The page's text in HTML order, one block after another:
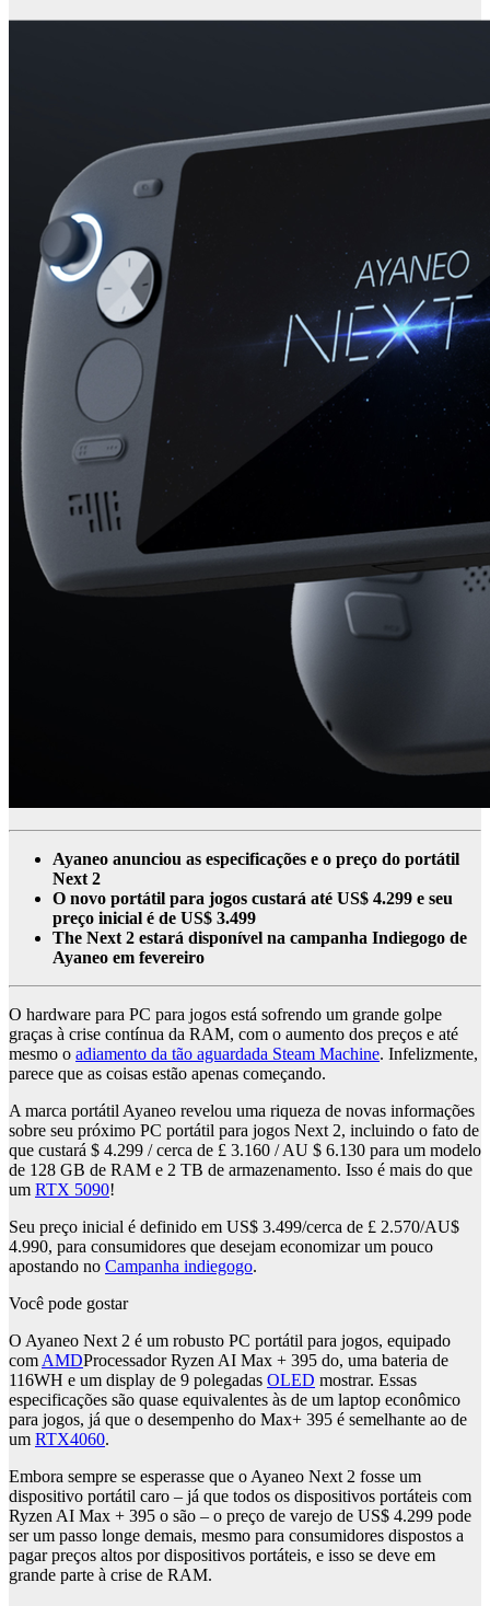
Ayaneo anunciou as especificações e o preço do portátil
Next 2
O novo portátil para jogos custará até US$ 4.299 e seu
preço inicial é de US$ 3.499
The Next 2 estará disponível na campanha Indiegogo de
Ayaneo em fevereiro
O hardware para PC para jogos está sofrendo um grande golpe
graças à crise contínua da RAM, com o aumento dos preços e até
mesmo o adiamento da tão aguardada Steam Machine. Infelizmente,
parece que as coisas estão apenas começando.
A marca portátil Ayaneo revelou uma riqueza de novas informações
sobre seu próximo PC portátil para jogos Next 2, incluindo o fato de
que custará $ 4.299 / cerca de £ 3.160 / AU $ 6.130 para um modelo
de 128 GB de RAM e 2 TB de armazenamento. Isso é mais do que
um RTX 5090!
Seu preço inicial é definido em US$ 3.499/cerca de £ 2.570/AU$
4.990, para consumidores que desejam economizar um pouco
apostando no Campanha indiegogo.
Você pode gostar
O Ayaneo Next 2 é um robusto PC portátil para jogos, equipado
comAMDProcessador Ryzen AI Max + 395 do, uma bateria de
116WH e um display de 9 polegadas OLED mostrar. Essas
especificações são quase equivalentes às de um laptop econômico
para jogos, já que o desempenho do Max+ 395 é semelhante ao de
um RTX4060.
Embora sempre se esperasse que o Ayaneo Next 2 fosse um
dispositivo portátil caro – já que todos os dispositivos portáteis com
Ryzen AI Max + 395 o são – o preço de varejo de US$ 4.299 pode
ser um passo longe demais, mesmo para consumidores dispostos a
pagar preços altos por dispositivos portáteis, e isso se deve em
grande parte à crise de RAM.